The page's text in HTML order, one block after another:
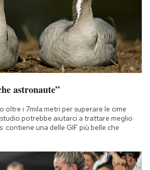
astronaute”
oltre i 7mila metri per superare le cime
potrebbe aiutarci a trattare meglio
contiene una delle GIF più belle che